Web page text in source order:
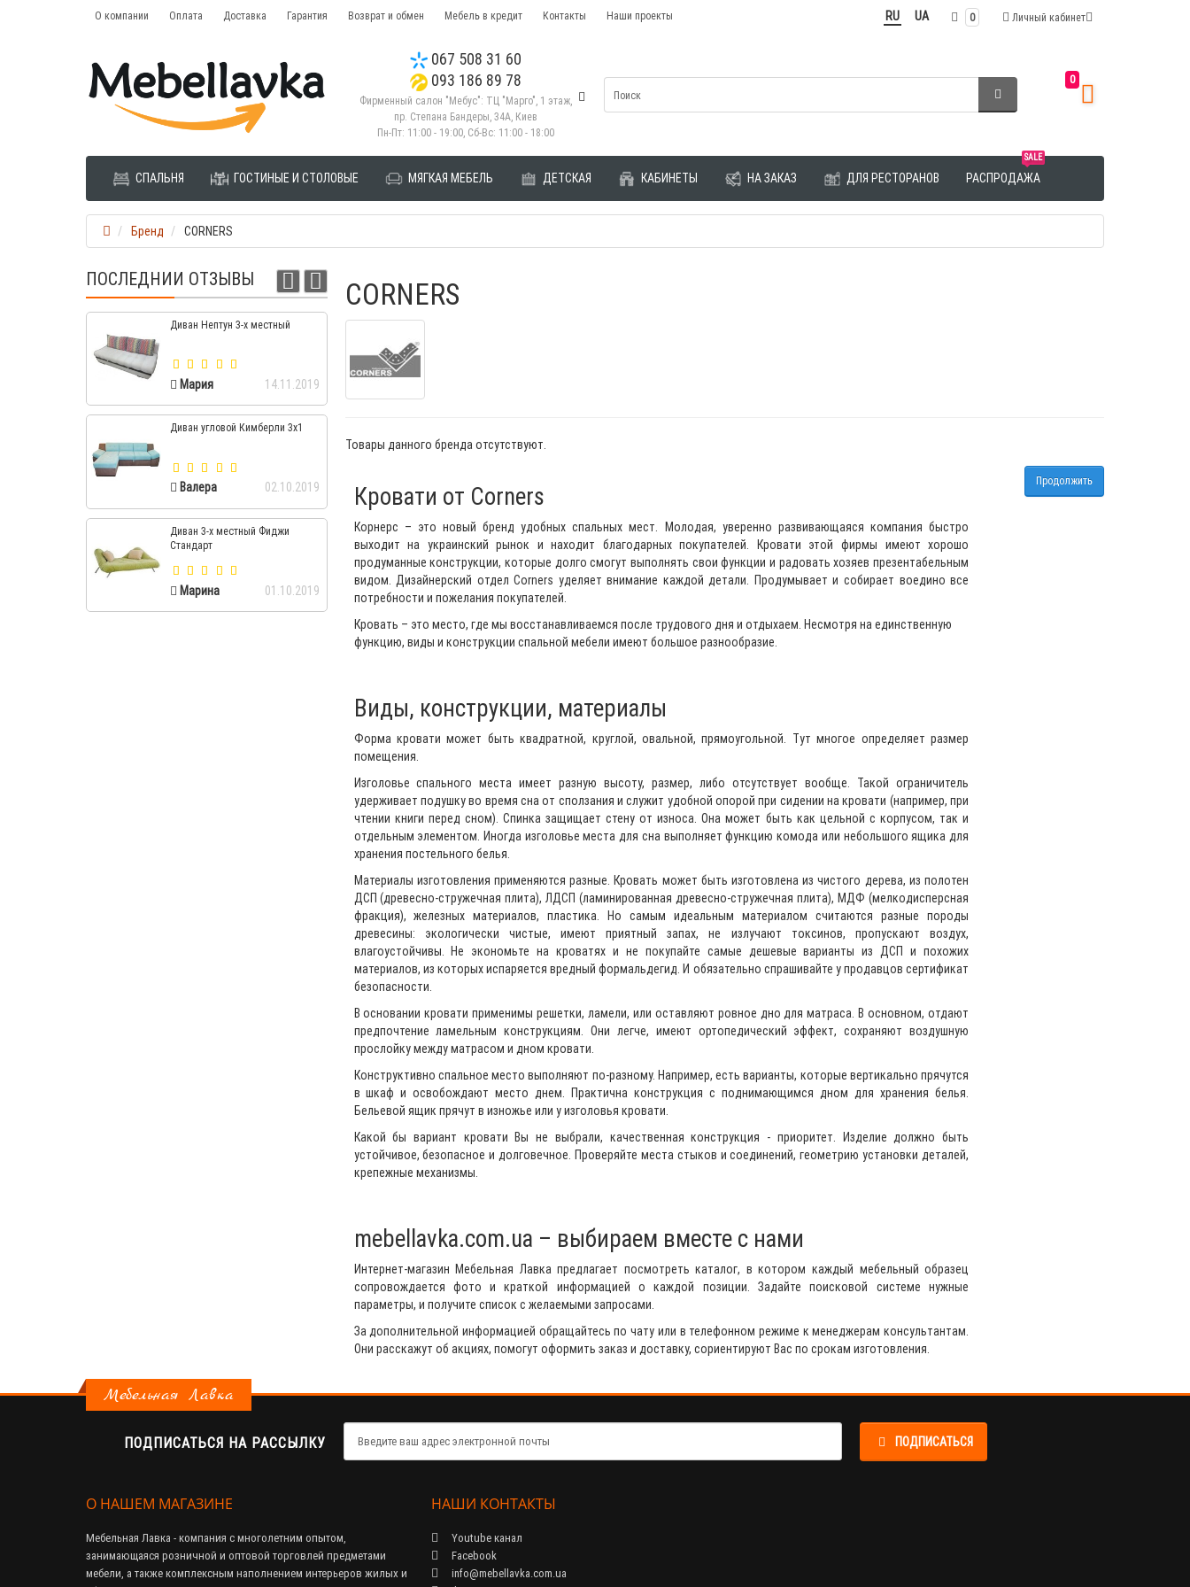
О компании Оплата Доставка Гарантия Возврат и обмен Мебель в кредит Контакты Наши проекты Личный кабинет
0
RU UA
067 508 31 60
093 186 89 78
Фирменный салон "Мебус": ТЦ "Марго", 1 этаж,
пр. Степана Бандеры, 34А, Киев
Пн-Пт: 11:00 - 19:00, Сб-Вс: 11:00 - 18:00
0
СПАЛЬНЯ ГОСТИНЫЕ И СТОЛОВЫЕ МЯГКАЯ МЕБЕЛЬ ДЕТСКАЯ КАБИНЕТЫ НА ЗАКАЗ ДЛЯ РЕСТОРАНОВ
SALE
РАСПРОДАЖА
Бренд CORNERS
ПОСЛЕДНИИ ОТЗЫВЫ
Диван Нептун 3-х местный
Мария 14.11.2019
Диван угловой Кимберли 3х1
Валера 02.10.2019
Диван 3-х местный Фиджи
Стандарт
Марина 01.10.2019
изножье
Алексей
Гостиная Платина 3.1
Лариса 09.09.2019
Гостиная Олимп массив дуба
Виктор 06.08.2019
04.08.2019
Спальня Эпока дуб
CORNERS
Товары данного бренда отсутствуют.
Продолжить
Кровати от Corners
Корнерс – это новый бренд удобных спальных мест. Молодая, уверенно развивающаяся компания быстро
выходит на украинский рынок и находит благодарных покупателей. Кровати этой фирмы имеют хорошо
продуманные конструкции, которые долго смогут выполнять свои функции и радовать хозяев презентабельным
видом. Дизайнерский отдел Corners уделяет внимание каждой детали. Продумывает и собирает воедино все
потребности и пожелания покупателей.
Кровать – это место, где мы восстанавливаемся после трудового дня и отдыхаем. Несмотря на единственную
функцию, виды и конструкции спальной мебели имеют большое разнообразие.
Виды, конструкции, материалы
Форма кровати может быть квадратной, круглой, овальной, прямоугольной. Тут многое определяет размер
помещения.
Изголовье спального места имеет разную высоту, размер, либо отсутствует вообще. Такой ограничитель
удерживает подушку во время сна от сползания и служит удобной опорой при сидении на кровати (например, при
чтении книги перед сном). Спинка защищает стену от износа. Она может быть как цельной с корпусом, так и
отдельным элементом. Иногда изголовье места для сна выполняет функцию комода или небольшого ящика для
хранения постельного белья.
Материалы изготовления применяются разные. Кровать может быть изготовлена из чистого дерева, из полотен
ДСП (древесно-стружечная плита), ЛДСП (ламинированная древесно-стружечная плита), МДФ (мелкодисперсная
фракция), железных материалов, пластика. Но самым идеальным материалом считаются разные породы
древесины: экологически чистые, имеют приятный запах, не излучают токсинов, пропускают воздух,
влагоустойчивы. Не экономьте на кроватях и не покупайте самые дешевые варианты из ДСП и похожих
материалов, из которых испаряется вредный формальдегид. И обязательно спрашивайте у продавцов сертификат
безопасности.
В основании кровати применимы решетки, ламели, или оставляют ровное дно для матраса. В основном, отдают
предпочтение ламельным конструкциям. Они легче, имеют ортопедический эффект, сохраняют воздушную
прослойку между матрасом и дном кровати.
Конструктивно спальное место выполняют по-разному. Например, есть варианты, которые вертикально прячутся
в шкаф и освобождают место днем. Практична конструкция с поднимающимся дном для хранения белья.
Бельевой ящик прячут в изножье или у изголовья кровати.
Какой бы вариант кровати Вы не выбрали, качественная конструкция - приоритет. Изделие должно быть
устойчивое, безопасное и долговечное. Проверяйте места стыков и соединений, геометрию установки деталей,
крепежные механизмы.
mebellavka.com.ua – выбираем вместе с нами
Интернет-магазин Мебельная Лавка предлагает посмотреть каталог, в котором каждый мебельный образец
сопровождается фото и краткой информацией о каждой позиции. Задайте поисковой системе нужные
параметры, и получите список с желаемыми запросами.
За дополнительной информацией обращайтесь по чату или в телефонном режиме к менеджерам консультантам.
Они расскажут об акциях, помогут оформить заказ и доставку, сориентируют Вас по срокам изготовления.
Мебельная Лавка
ПОДПИСАТЬСЯ НА РАССЫЛКУ ПОДПИСАТЬСЯ
О НАШЕМ МАГАЗИНЕ
Мебельная Лавка - компания с многолетним опытом,
занимающаяся розничной и оптовой торговлей предметами
мебели, а также комплексным наполнением интерьеров жилых и
НАШИ КОНТАКТЫ
Youtube канал
Facebook
info@mebellavka.com.ua